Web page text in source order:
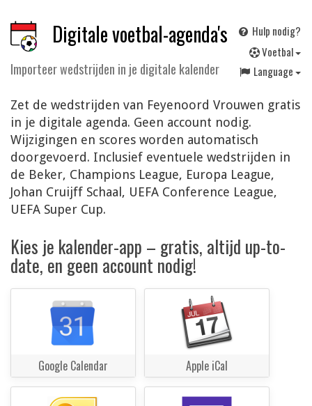
Digitale voetbal-agenda's
Importeer wedstrijden in je digitale kalender
Hulp nodig?
Voetbal
Language
Zet de wedstrijden van Feyenoord Vrouwen gratis
in je digitale agenda. Geen account nodig.
Wijzigingen en scores worden automatisch
doorgevoerd. Inclusief eventuele wedstrijden in
de Beker, Champions League, Europa League,
Johan Cruijff Schaal, UEFA Conference League,
UEFA Super Cup.
Kies je kalender-app – gratis, altijd up-to-
date, en geen account nodig!
Google Calendar Apple iCal